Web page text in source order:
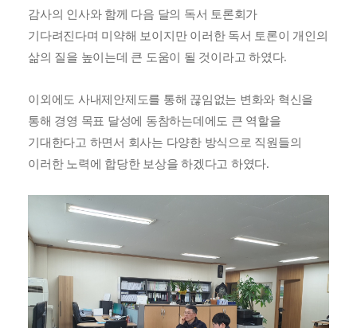
감사의 인사와 함께 다음 달의 독서 토론회가
기다려진다며 미약해 보이지만 이러한 독서 토론이 개인의
삶의 질을 높이는데 큰 도움이 될 것이라고 하였다.
이외에도 사내제안제도를 통해 끊임없는 변화와 혁신을
통해 경영 목표 달성에 동참하는데에도 큰 역할을
기대한다고 하면서 회사는 다양한 방식으로 직원들의
이러한 노력에 합당한 보상을 하겠다고 하였다.